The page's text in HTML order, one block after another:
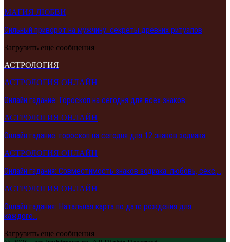
МАГИЯ ЛЮБВИ
Сильный приворот на мужчину: секреты древних ритуалов
Загрузить еще сообщения
АСТРОЛОГИЯ
АСТРОЛОГИЯ ОНЛАЙН
Онлайн гадание: Гороскоп на сегодня для всех знаков
АСТРОЛОГИЯ ОНЛАЙН
Онлайн гадание: гороскоп на сегодня для 12 знаков зодиака
АСТРОЛОГИЯ ОНЛАЙН
Онлайн гадания: Совместимость знаков зодиака: любовь, секс,…
АСТРОЛОГИЯ ОНЛАЙН
Онлайн гадания: Натальная карта по дате рождения для
каждого…
Загрузить еще сообщения